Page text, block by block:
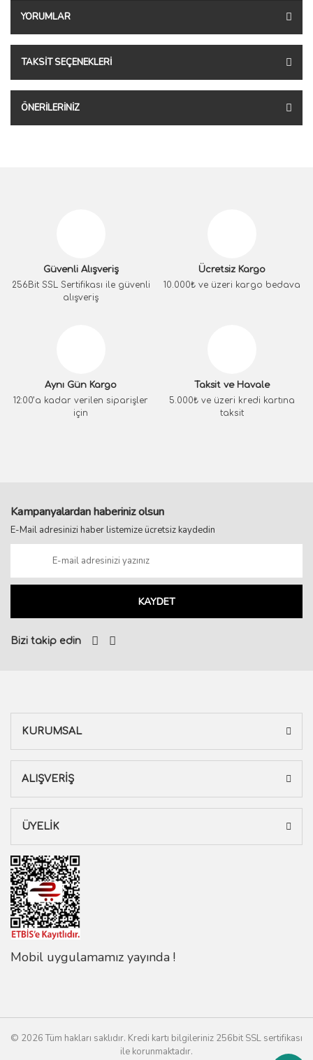
YORUMLAR
TAKSIT SEÇENEKLERI
ÖNERILERINIZ
Güvenli Alışveriş
256Bit SSL Sertifikası ile güvenli
alışveriş
Ücretsiz Kargo
10.000₺ ve üzeri kargo bedava
Aynı Gün Kargo
12:00’a kadar verilen siparişler
için
Taksit ve Havale
5.000₺ ve üzeri kredi kartına
taksit
Kampanyalardan haberiniz olsun
E-Mail adresinizi haber listemize ücretsiz kaydedin
KAYDET
Bizi takip edin
KURUMSAL
ALIŞVERİŞ
ÜYELİK
Mobil uygulamamız yayında !
© 2026 Tüm hakları saklıdır. Kredi kartı bilgileriniz 256bit SSL sertifikası
ile korunmaktadır.